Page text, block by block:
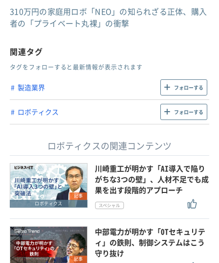
310万円の家庭用ロボ「NEO」の知られざる正体、購入
者の「プライベート丸裸」の衝撃
関連タグ
タグをフォローすると最新情報が表示されます
製造業界 フォローする
ロボティクス フォローする
ロボティクスの関連コンテンツ
記事
ロボティクス
川崎重工が明かす「AI導入で陥り
がちな3つの壁」、人材不足でも成
果を出す段階的アプローチ
記事
中部電力が明かす「OTセキュリテ
ィ」の鉄則、制御システムはこう
守り抜け